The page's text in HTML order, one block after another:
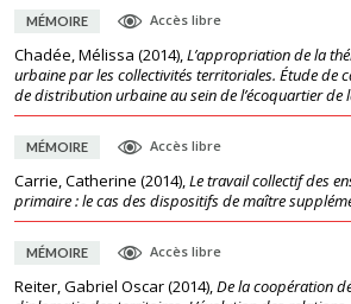
MÉMOIRE Accès libre
Chadée, Mélissa (2014),L’appropriation de la
urbaine par les collectivités territoriales. Étude de
de distribution urbaine au sein de l’écoquartier de
MÉMOIRE Accès libre
Carrie, Catherine (2014),Le travail collectif des
primaire : le cas des dispositifs de maître
MÉMOIRE Accès libre
Reiter, Gabriel Oscar(2014),De la coopération